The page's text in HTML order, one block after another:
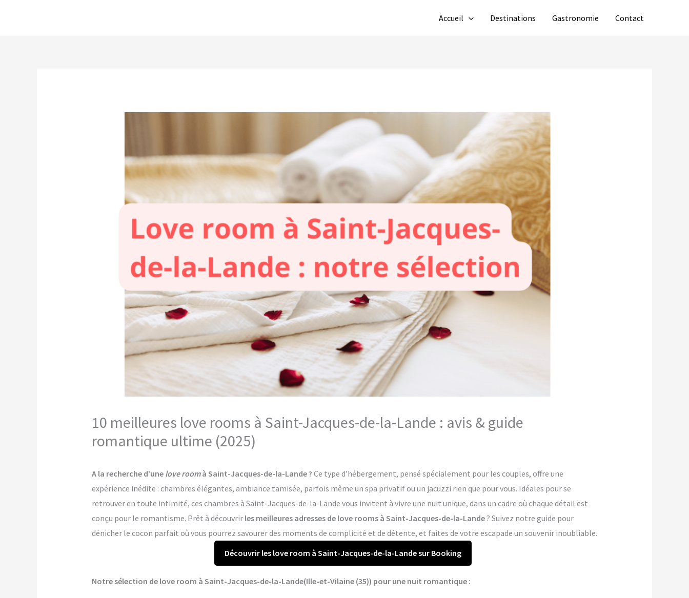
Accueil Destinations Gastronomie Contact
10 meilleures love rooms à Saint-Jacques-de-la-Lande : avis & guide
romantique ultime (2025)
A la recherche d’une love roomà Saint-Jacques-de-la-Lande ? Ce type d’hébergement, pensé spécialement pour les couples, offre une
expérience inédite : chambres élégantes, ambiance tamisée, parfois même un spa privatif ou un jacuzzi rien que pour vous. Idéales pour se
retrouver en toute intimité, ces chambres à Saint-Jacques-de-la-Lande vous invitent à vivre une nuit unique, dans un cadre où chaque détail est
conçu pour le romantisme. Prêt à découvrir les meilleures adresses de love rooms à Saint-Jacques-de-la-Lande? Suivez notre guide pour
dénicher le cocon parfait où vous pourrez savourer des moments de complicité et de détente, et faites de votre escapade un souvenir inoubliable.
Découvrir les love room à Saint-Jacques-de-la-Lande sur Booking
Notre sélection de love room à Saint-Jacques-de-la-Lande(Ille-et-Vilaine (35)) pour une nuit romantique :